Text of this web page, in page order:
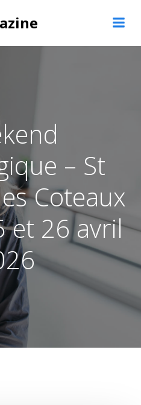
au
– St
Coteaux
et 26 avril